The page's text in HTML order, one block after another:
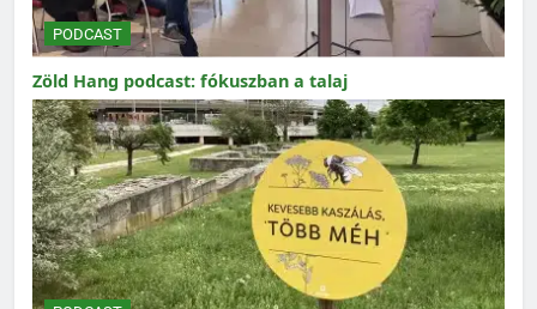
PODCAST
Zöld Hang podcast: fókuszban a talaj